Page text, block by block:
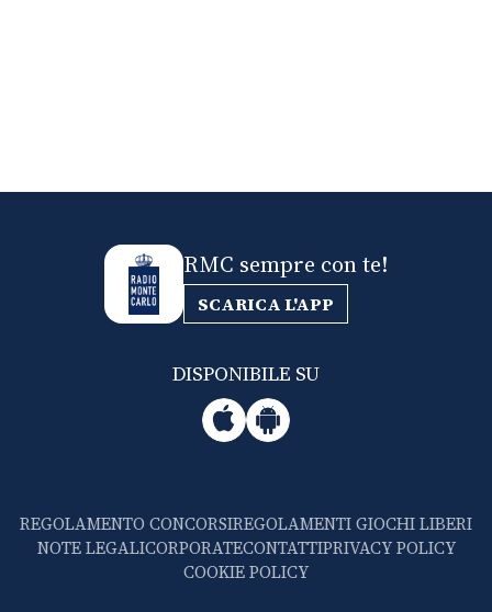
RMC sempre con te!
SCARICA L'APP
DISPONIBILE SU
REGOLAMENTO CONCORSIREGOLAMENTI GIOCHI LIBERI
NOTE LEGALICORPORATECONTATTIPRIVACY POLICY
COOKIE POLICY